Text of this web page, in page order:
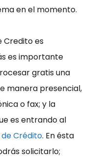
en el momento.
Credito es
es importante
gratis una
manera presencial,
o fax; y la
es entrando al
de Crédito. En ésta
solicitarlo;